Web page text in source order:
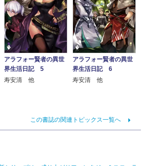
アラフォー賢者の異世
界生活日記 5
寿安清 他
アラフォー賢者の異世
界生活日記 6
寿安清 他
この書誌の関連トピックス一覧へ